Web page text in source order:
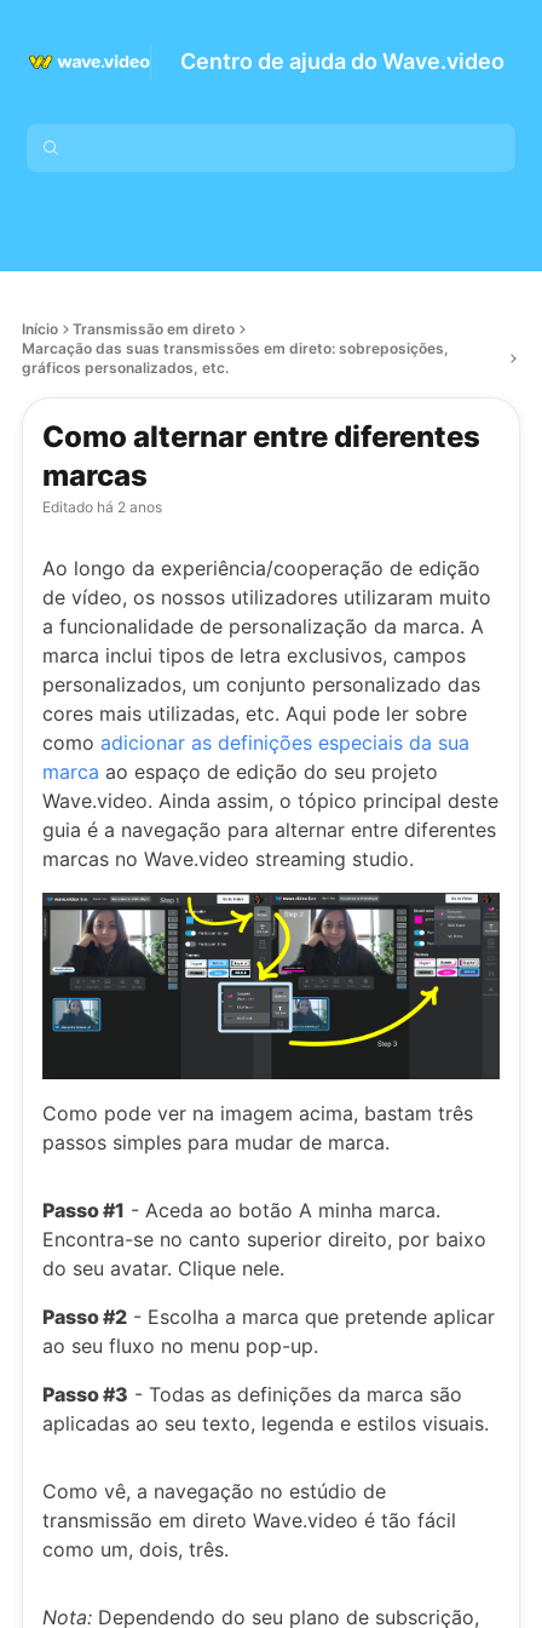
Centro de ajuda do Wave.video
Início
Transmissão em direto
Marcação das suas transmissões em direto: sobreposições,
gráficos personalizados, etc.
Como alternar entre diferentes
marcas
Editado há 2 anos
Ao longo da experiência/cooperação de edição
de vídeo, os nossos utilizadores utilizaram muito
a funcionalidade de personalização da marca. A
marca inclui tipos de letra exclusivos, campos
personalizados, um conjunto personalizado das
cores mais utilizadas, etc. Aqui pode ler sobre
como adicionar as definições especiais da sua
marca ao espaço de edição do seu projeto
Wave.video. Ainda assim, o tópico principal deste
guia é a navegação para alternar entre diferentes
marcas no Wave.video streaming studio.
Como pode ver na imagem acima, bastam três
passos simples para mudar de marca.
Passo #1 - Aceda ao botão A minha marca.
Encontra-se no canto superior direito, por baixo
do seu avatar. Clique nele.
Passo #2 - Escolha a marca que pretende aplicar
ao seu fluxo no menu pop-up.
Passo #3 - Todas as definições da marca são
aplicadas ao seu texto, legenda e estilos visuais.
Como vê, a navegação no estúdio de
transmissão em direto Wave.video é tão fácil
como um, dois, três.
Nota: Dependendo do seu plano de subscrição,